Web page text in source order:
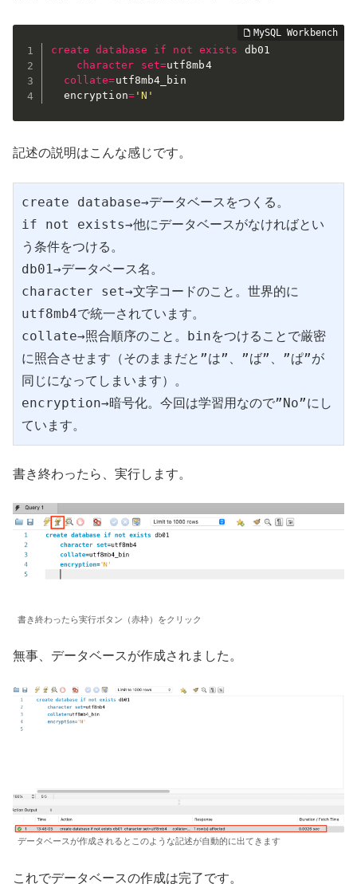
create database if not exists db01
character
set=utf8mb4
collate=utf8mb4_bin
  encryption
='N'
記述の説明はこんな感じです。
create database→データベースをつくる。
if not exists→他にデータベースがなければとい
う条件をつける。
db01→データベース名。
character set→文字コードのこと。世界的に
utf8mb4で統一されています。
collate→照合順序のこと。binをつけることで厳密
に照合させます（そのままだと”は”、”ば”、”ぱ”が
同じになってしまいます）。
encryption→暗号化。今回は学習用なので”No”にし
ています。
書き終わったら、実行します。
書き終わったら実行ボタン（赤枠）をクリック
無事、データベースが作成されました。
データベースが作成されるとこのような記述が自動的に出てきます
これでデータベースの作成は完了です。